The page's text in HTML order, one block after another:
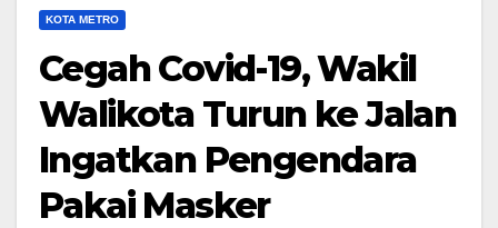
KOTA METRO
Cegah Covid-19, Wakil
Walikota Turun ke Jalan
Ingatkan Pengendara
Pakai Masker